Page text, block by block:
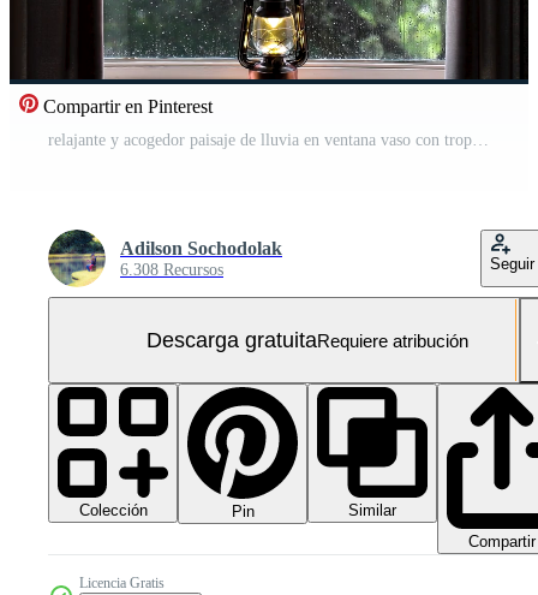
Compartir en Pinterest
relajante y acogedor paisaje de lluvia en ventana vaso con tropical bosque fuera de Vídeo Gratis
Adilson Sochodolak
6.308 Recursos Seguir
Descarga gratuitaRequiere atribución
Colección Pin
Similar
Compartir
Licencia Gratis